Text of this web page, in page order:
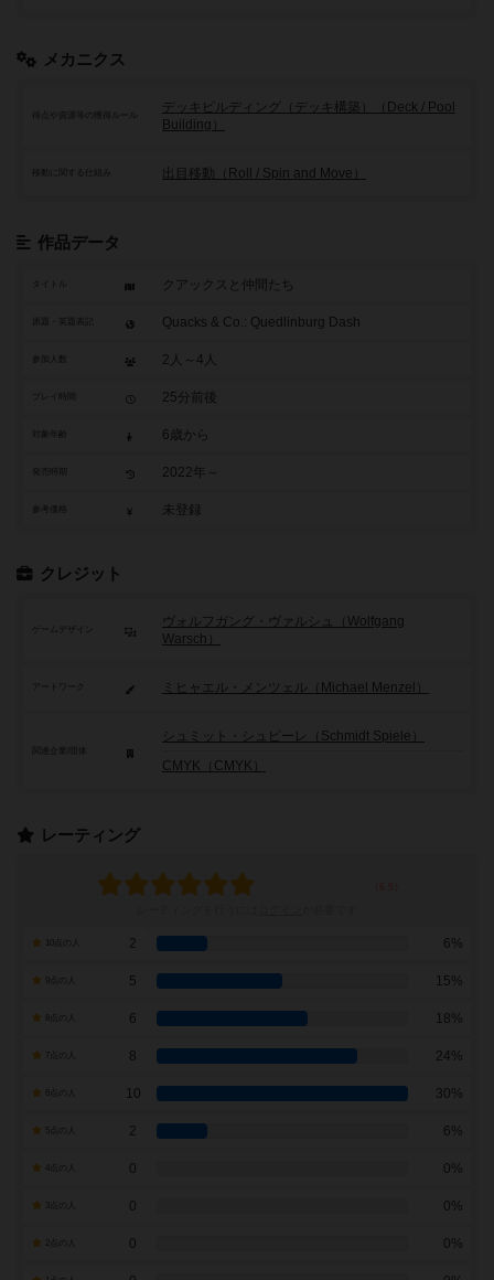
メカニクス
デッキビルディング（デッキ構築）（Deck / Pool
Building）
移動に関する仕組み 出目移動（Roll / Spin and Move）
作品データ
タイトル クアックスと仲間たち
Quacks & Co.: Quedlinburg Dash
参加人数 2人～4人
25分前後
6歳から
2022年～
参考価格 未登録
クレジット
ゲームデザイン
ヴォルフガング・ヴァルシュ（Wolfgang
Warsch）
アートワーク ミヒャエル・メンツェル（Michael Menzel）
シュミット・シュピーレ（Schmidt Spiele）
CMYK（CMYK）
レーティング
2 6%
5 15%
6 18%
7点の人 8 24%
10 30%
2 6%
0 0%
0 0%
0 0%